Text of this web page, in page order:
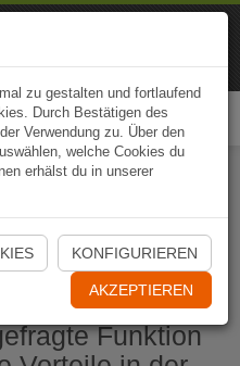
jetzt öffnen
Funktion
zu gestalten und fortlaufend
Durch Bestätigen des
Verwendung zu. Über den
welche Cookies du
erhälst du in unserer
KONFIGURIEREN
AKZEPTIEREN